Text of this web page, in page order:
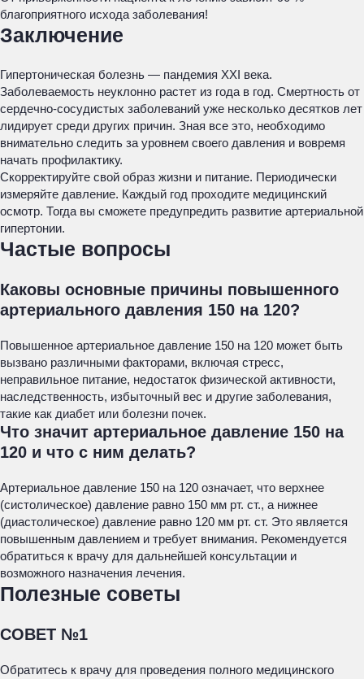
благоприятного исхода заболевания!
Заключение
Гипертоническая болезнь — пандемия XXI века.
Заболеваемость неуклонно растет из года в год. Смертность от
сердечно-сосудистых заболеваний уже несколько десятков лет
лидирует среди других причин. Зная все это, необходимо
внимательно следить за уровнем своего давления и вовремя
начать профилактику.
Скорректируйте свой образ жизни и питание. Периодически
измеряйте давление. Каждый год проходите медицинский
осмотр. Тогда вы сможете предупредить развитие артериальной
гипертонии.
Частые вопросы
Каковы основные причины повышенного
артериального давления 150 на 120?
Повышенное артериальное давление 150 на 120 может быть
вызвано различными факторами, включая стресс,
неправильное питание, недостаток физической активности,
наследственность, избыточный вес и другие заболевания,
такие как диабет или болезни почек.
Что значит артериальное давление 150 на
120 и что с ним делать?
Артериальное давление 150 на 120 означает, что верхнее
(систолическое) давление равно 150 мм рт. ст., а нижнее
(диастолическое) давление равно 120 мм рт. ст. Это является
повышенным давлением и требует внимания. Рекомендуется
обратиться к врачу для дальнейшей консультации и
возможного назначения лечения.
Полезные советы
СОВЕТ №1
Обратитесь к врачу для проведения полного медицинского